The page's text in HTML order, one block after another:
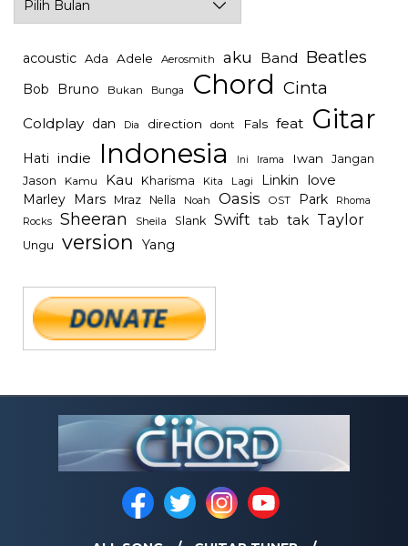
acoustic Ada Adele Aerosmith aku Band Beatles
Bob Bruno Bukan Bunga Chord Cinta
Coldplay dan Dia direction dont Fals feat Gitar
Hati indie Indonesia Ini Irama Iwan Jangan
Jason Kamu Kau Kharisma Kita Lagi Linkin love
Marley Mars Mraz Nella Noah Oasis OST Park Rhoma
Rocks Sheeran Sheila Slank Swift tab tak Taylor
Ungu version Yang